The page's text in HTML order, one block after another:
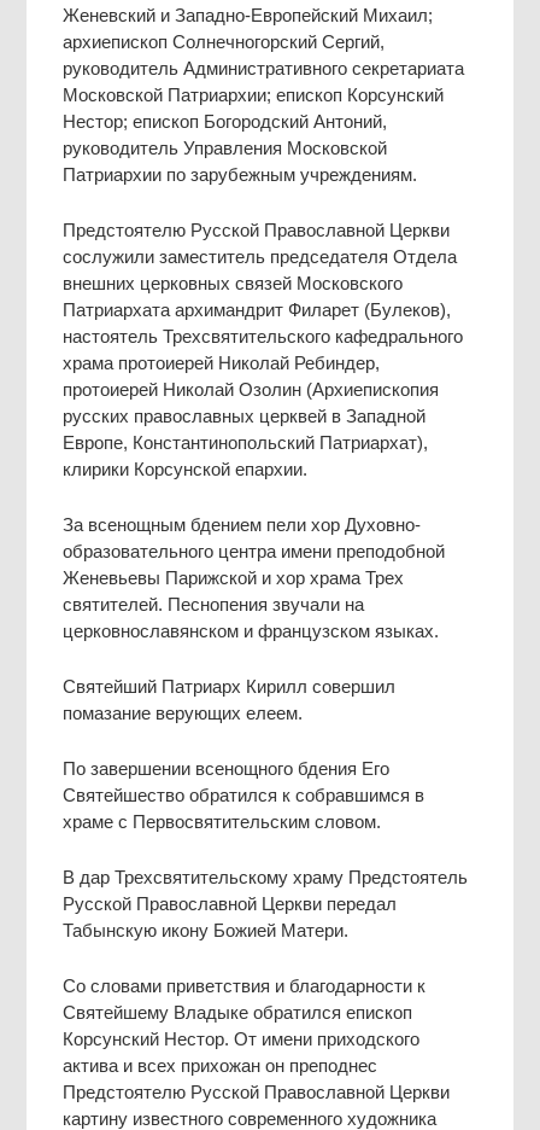
Женевский и Западно-Европейский Михаил;
архиепископ Солнечногорский Сергий,
руководитель Административного секретариата
Московской Патриархии; епископ Корсунский
Нестор; епископ Богородский Антоний,
руководитель Управления Московской
Патриархии по зарубежным учреждениям.
Предстоятелю Русской Православной Церкви
сослужили заместитель председателя Отдела
внешних церковных связей Московского
Патриархата архимандрит Филарет (Булеков),
настоятель Трехсвятительского кафедрального
храма протоиерей Николай Ребиндер,
протоиерей Николай Озолин (Архиепископия
русских православных церквей в Западной
Европе, Константинопольский Патриархат),
клирики Корсунской епархии.
За всенощным бдением пели хор Духовно-
образовательного центра имени преподобной
Женевьевы Парижской и хор храма Трех
святителей. Песнопения звучали на
церковнославянском и французском языках.
Святейший Патриарх Кирилл совершил
помазание верующих елеем.
По завершении всенощного бдения Его
Святейшество обратился к собравшимся в
храме с Первосвятительским словом.
В дар Трехсвятительскому храму Предстоятель
Русской Православной Церкви передал
Табынскую икону Божией Матери.
Со словами приветствия и благодарности к
Святейшему Владыке обратился епископ
Корсунский Нестор. От имени приходского
актива и всех прихожан он преподнес
Предстоятелю Русской Православной Церкви
картину известного современного художника